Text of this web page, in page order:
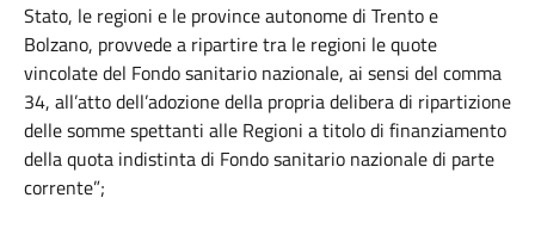
Stato, le regioni e le province autonome di Trento e
Bolzano, provvede a ripartire tra le regioni le quote
vincolate del Fondo sanitario nazionale, ai sensi del comma
34, all’atto dell’adozione della propria delibera di ripartizione
delle somme spettanti alle Regioni a titolo di finanziamento
della quota indistinta di Fondo sanitario nazionale di parte
corrente”;